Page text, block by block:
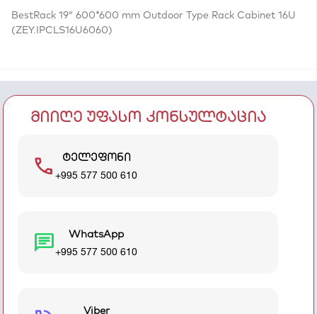
BestRack 19″ 600*600 mm Outdoor Type Rack Cabinet 16U
(ZEY.IPCLS16U6060)
მიიღე უფასო კონსულტაცია
call ტელეფონი
+995 577 500 610
chat WhatsApp
+995 577 500 610
Viber